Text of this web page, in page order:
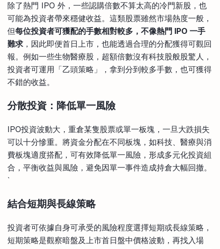
除了熱門 IPO 外，一些認購倍數不算太高的冷門新股，也
可能為投資者帶來穩健收益。這類股票雖然市場熱度一般，
但每位投資者可獲配的手數相對較多，不像熱門 IPO 一手
難求 ，因此即便首日上市，也能透過合理的分配獲得可觀回
報。例如一些生物醫療股，超額倍數沒有科技股般股驚人，
投資者可運用「乙頭策略」，拿到分到較多手數，也可獲得
不錯的收益。
分散投資：降低單一風險
IPO投資波動大，重倉某隻股票或單一板塊，一旦大跌損失
可以十分慘重。將資金分配在不同板塊，如科技、醫療與消
費板塊適度搭配，可有效降低單一風險，形成多元化投資組
合，平衡收益與風險，避免因單一事件造成持倉大幅回撤。
`
結合短期與長線策略
投資者可依據自身可承受的風險程度選擇短期或長線策略，
短期策略是觀察暗盤及上市首日盤中價格波動，再找入場